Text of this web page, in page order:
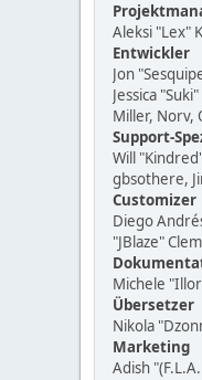
Aleksi "Lex"
Entwickler
Jon
Jessica
Miller, Norv,
Support-
Will
gbsothere,
Customizer
Diego
"JBlaze"
Michele
Übersetzer
Nikola
Marketing
Adish